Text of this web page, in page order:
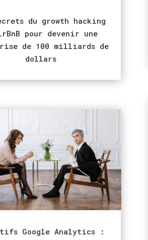
du growth hacking
pour devenir une
de 100 milliards de
dollars
Google Analytics :